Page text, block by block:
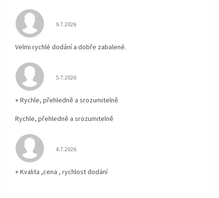
Hodnocení obchodu je 5 z 5 hvězdiček.
9.7.2026
Velmi rychlé dodání a dobře zabalené.
Hodnocení obchodu je 5 z 5 hvězdiček.
5.7.2026
+ Rychle, přehledně a srozumitelně
Rychle, přehledně a srozumitelně
Hodnocení obchodu je 5 z 5 hvězdiček.
4.7.2026
+ Kvalita ,cena , rychlost dodání